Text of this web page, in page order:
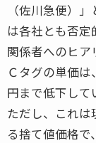
（佐川急便）
は各社とも否定
関係者へのヒア
Ｃタグの単価
円まで低下して
ただし、これは
る捨て値価格